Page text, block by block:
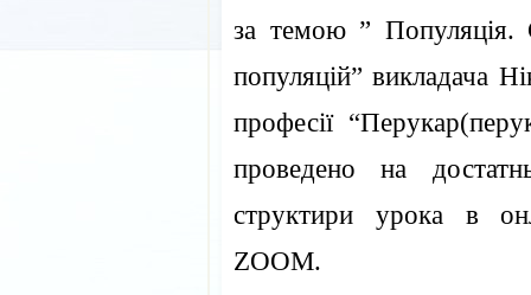
за темою ” Популяція.
популяцій” викладача
професії
проведено на
структири урока в
ZOOM.